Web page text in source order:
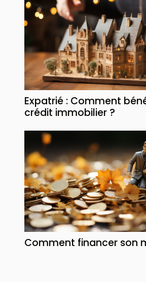
Expatrié : Comment
crédit immobilier ?
Comment financer son